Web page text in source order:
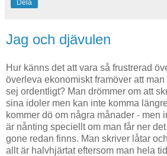
Dela
Jag och djävulen
Hur känns det att vara så frustrerad
överleva ekonomiskt framöver att
sej ordentligt? Man drömmer om att
sina idoler men kan inte komma
kommer dö om några månader - men
är nånting speciellt om man får ner
gone redan finns. Man skriver låtar
allt är halvhjärtat eftersom man hela